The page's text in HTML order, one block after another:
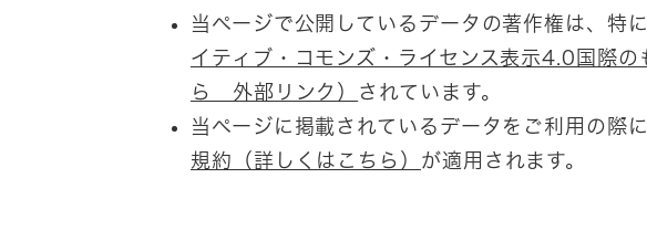
当ページで公開しているデータの著作権は、特
イティブ・コモンズ・ライセンス表示4.0国際の
ら 外部リンク） されています。
当ページに掲載されているデータをご利用の際に
規約（詳しくはこちら） が適用されます。